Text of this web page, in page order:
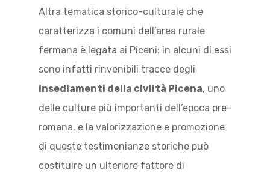
Altra tematica storico-culturale che
caratterizza i comuni dell’area rurale
fermana è legata ai Piceni: in alcuni di essi
sono infatti rinvenibili tracce degli
insediamenti della civiltà Picena, uno
delle culture più importanti dell’epoca pre-
romana, e la valorizzazione e promozione
di queste testimonianze storiche può
costituire un ulteriore fattore di